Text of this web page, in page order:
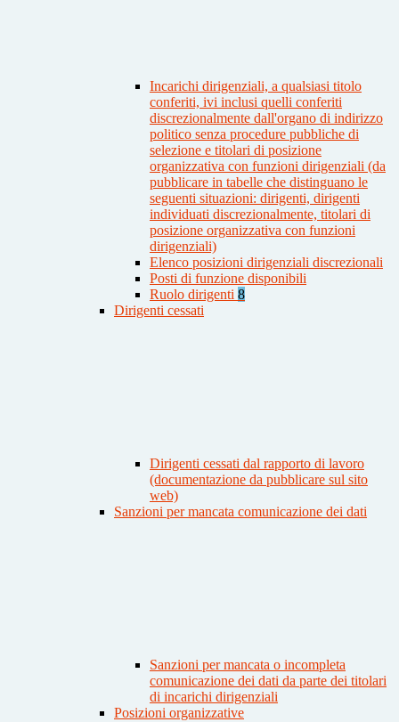
Incarichi dirigenziali, a qualsiasi titolo
conferiti, ivi inclusi quelli conferiti
discrezionalmente dall'organo di indirizzo
politico senza procedure pubbliche di
selezione e titolari di posizione
organizzativa con funzioni dirigenziali (da
pubblicare in tabelle che distinguano le
seguenti situazioni: dirigenti, dirigenti
individuati discrezionalmente, titolari di
posizione organizzativa con funzioni
dirigenziali)
Elenco posizioni dirigenziali discrezionali
Posti di funzione disponibili
Ruolo dirigenti 8
Dirigenti cessati
Dirigenti cessati dal rapporto di lavoro
(documentazione da pubblicare sul sito
web)
Sanzioni per mancata comunicazione dei dati
Sanzioni per mancata o incompleta
comunicazione dei dati da parte dei titolari
di incarichi dirigenziali
Posizioni organizzative